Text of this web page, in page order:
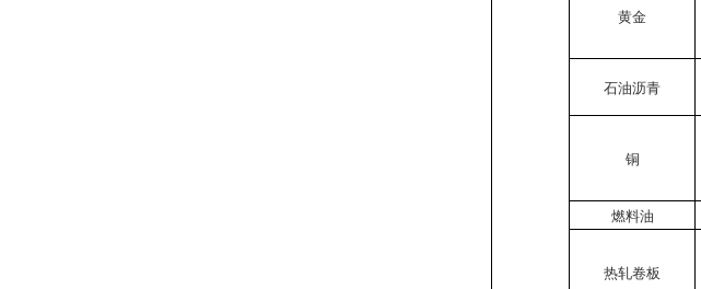
黄金
石油沥青
铜
燃料油
热轧卷板